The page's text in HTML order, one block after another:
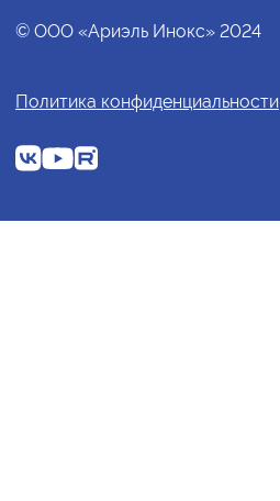
© ООО «Ариэль Инокс» 2024
Политика конфиденциальности